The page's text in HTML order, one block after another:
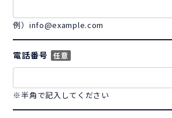
例）info@example.com
電話番号 任意
※半角で記入してください